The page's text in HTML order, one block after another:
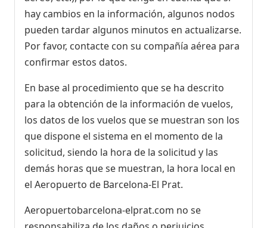
hay cambios en la información, algunos nodos
pueden tardar algunos minutos en actualizarse.
Por favor, contacte con su compañía aérea para
confirmar estos datos.
En base al procedimiento que se ha descrito
para la obtención de la información de vuelos,
los datos de los vuelos que se muestran son los
que dispone el sistema en el momento de la
solicitud, siendo la hora de la solicitud y las
demás horas que se muestran, la hora local en
el Aeropuerto de Barcelona-El Prat.
Aeropuertobarcelona-elprat.com no se